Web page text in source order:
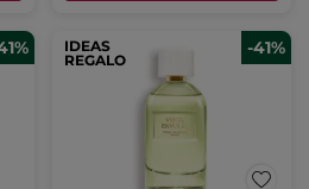
IDEAS
REGALO
-41%